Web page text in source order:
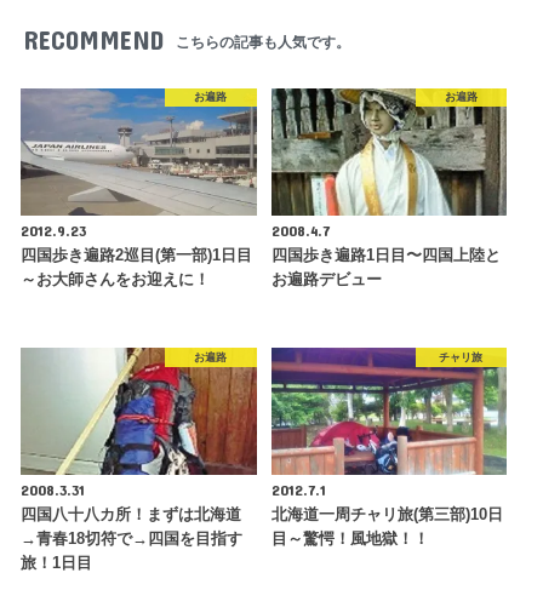
RECOMMEND こちらの記事も人気です。
お遍路
2012.9.23
四国歩き遍路2巡目(第一部)1日目
～お大師さんをお迎えに！
お遍路
2008.4.7
四国歩き遍路1日目〜四国上陸と
お遍路デビュー
お遍路
2008.3.31
四国八十八カ所！まずは北海道
→青春18切符で→四国を目指す
旅！1日目
チャリ旅
2012.7.1
北海道一周チャリ旅(第三部)10日
目～驚愕！風地獄！！